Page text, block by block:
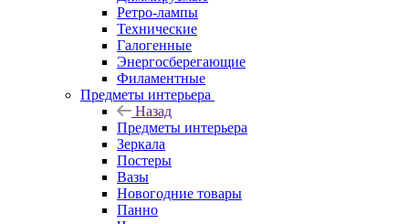
Ретро-лампы
Технические
Галогенные
Энергосберегающие
Филаментные
Предметы интерьера
Назад
Предметы интерьера
Зеркала
Постеры
Вазы
Новогодние товары
Панно